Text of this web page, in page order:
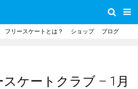
フリースケートとは？ ショップ ブログ
ケートクラブ – 1月